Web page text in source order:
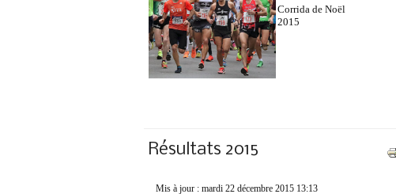
Corrida de Noël
2015
Résultats 2015
Mis à jour : mardi 22 décembre 2015 13:13